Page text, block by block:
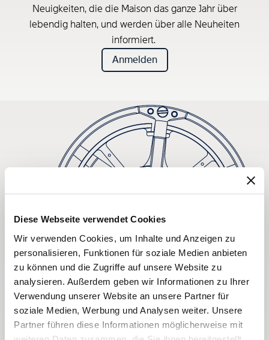
Diese Webseite verwendet Cookies
Wir verwenden Cookies, um Inhalte und Anzeigen zu
personalisieren, Funktionen für soziale Medien anbieten
zu können und die Zugriffe auf unsere Website zu
analysieren. Außerdem geben wir Informationen zu Ihrer
Verwendung unserer Website an unsere Partner für
soziale Medien, Werbung und Analysen weiter. Unsere
Partner führen diese Informationen möglicherweise mit
Neuigkeiten, die die Maison das ganze Jahr über
lebendig halten, und werden über alle Neuheiten
informiert.
Anmelden